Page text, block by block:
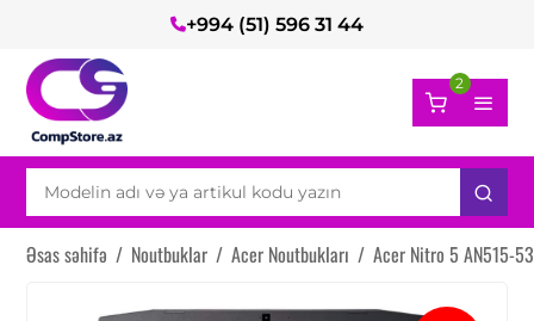
+994 (51) 596 31 44
2
Əsas səhifə / Noutbuklar / Acer Noutbukları / Acer Nitro 5 AN515-